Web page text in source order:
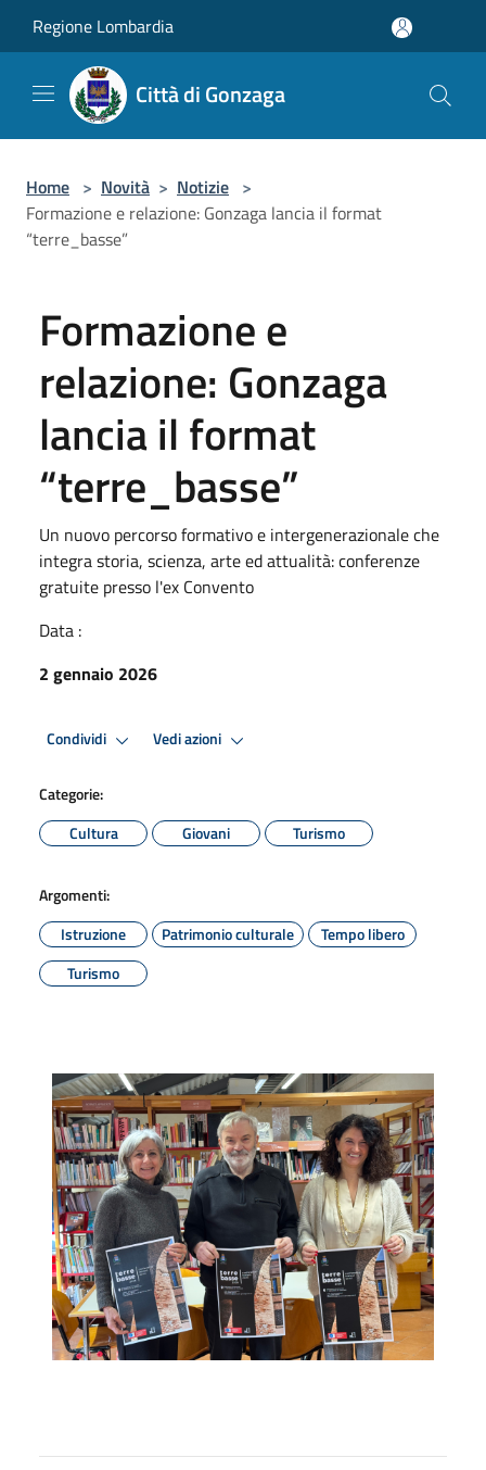
Regione Lombardia
Città di Gonzaga
Home > Novità > Notizie >
Formazione e relazione: Gonzaga lancia il format
“terre_basse”
Formazione e
relazione: Gonzaga
lancia il format
“terre_basse”
Un nuovo percorso formativo e intergenerazionale che
integra storia, scienza, arte ed attualità: conferenze
gratuite presso l'ex Convento
Data :
2 gennaio 2026
Condividi Vedi azioni
Categorie:
Cultura
Giovani Turismo
Argomenti:
Istruzione
Patrimonio culturale
Tempo libero
Turismo